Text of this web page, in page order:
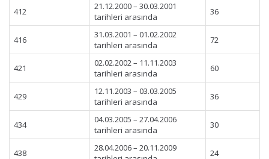
412
21.12.2000 – 30.03.2001
tarihleri arasında
36
416
31.03.2001 – 01.02.2002
tarihleri arasında
72
421
02.02.2002 – 11.11.2003
tarihleri arasında
60
429
12.11.2003 – 03.03.2005
tarihleri arasında
36
434
04.03.2005 – 27.04.2006
tarihleri arasında
30
438
28.04.2006 – 20.11.2009
24